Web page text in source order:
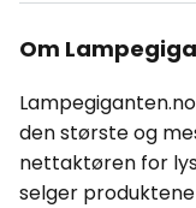
Om
den største og
nettaktøren for
selger produktene